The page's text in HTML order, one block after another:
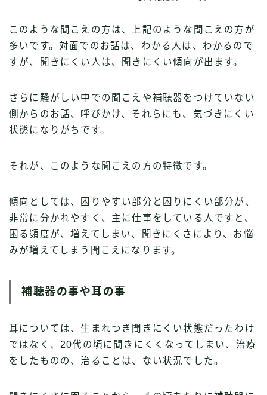
このような聞こえの方は、上記のような聞こえの方が
多いです。対面でのお話は、わかる人は、わかるので
すが、聞きにくい人は、聞きにくい傾向が出ます。
さらに騒がしい中での聞こえや補聴器をつけていない
側からのお話、呼びかけ、それらにも、気づきにくい
状態になりがちです。
それが、このような聞こえの方の特徴です。
傾向としては、困りやすい部分と困りにくい部分が、
非常に分かれやすく、主に仕事をしている人ですと、
困る頻度が、増えてしまい、聞きにくさにより、お悩
みが増えてしまう聞こえになります。
補聴器の事や耳の事
耳については、生まれつき聞きにくい状態だったわけ
ではなく、20代の頃に聞きにくくなってしまい、治療
をしたものの、治ることは、ない状況でした。